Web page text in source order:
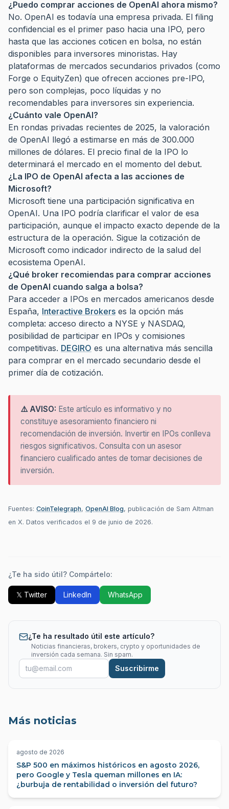
¿Puedo comprar acciones de OpenAI ahora mismo?
No. OpenAI es todavía una empresa privada. El filing
confidencial es el primer paso hacia una IPO, pero
hasta que las acciones coticen en bolsa, no están
disponibles para inversores minoristas. Hay
plataformas de mercados secundarios privados (como
Forge o EquityZen) que ofrecen acciones pre-IPO,
pero son complejas, poco líquidas y no
recomendables para inversores sin experiencia.
¿Cuánto vale OpenAI?
En rondas privadas recientes de 2025, la valoración
de OpenAI llegó a estimarse en más de 300.000
millones de dólares. El precio final de la IPO lo
determinará el mercado en el momento del debut.
¿La IPO de OpenAI afecta a las acciones de
Microsoft?
Microsoft tiene una participación significativa en
OpenAI. Una IPO podría clarificar el valor de esa
participación, aunque el impacto exacto depende de la
estructura de la operación. Sigue la cotización de
Microsoft como indicador indirecto de la salud del
ecosistema OpenAI.
¿Qué broker recomiendas para comprar acciones
de OpenAI cuando salga a bolsa?
Para acceder a IPOs en mercados americanos desde
España, Interactive Brokers es la opción más
completa: acceso directo a NYSE y NASDAQ,
posibilidad de participar en IPOs y comisiones
competitivas. DEGIRO es una alternativa más sencilla
para comprar en el mercado secundario desde el
primer día de cotización.
⚠️ AVISO: Este artículo es informativo y no
constituye asesoramiento financiero ni
recomendación de inversión. Invertir en IPOs conlleva
riesgos significativos. Consulta con un asesor
financiero cualificado antes de tomar decisiones de
inversión.
Fuentes: CoinTelegraph, OpenAI Blog, publicación de Sam Altman
en X. Datos verificados el 9 de junio de 2026.
¿Te ha sido útil? Compártelo:
𝕏 Twitter LinkedIn WhatsApp
¿Te ha resultado útil este artículo?
Noticias financieras, brokers, crypto y oportunidades de
inversión cada semana. Sin spam.
Suscribirme
Más noticias
agosto de 2026
S&P 500 en máximos históricos en agosto 2026,
pero Google y Tesla queman millones en IA:
¿burbuja de rentabilidad o inversión del futuro?